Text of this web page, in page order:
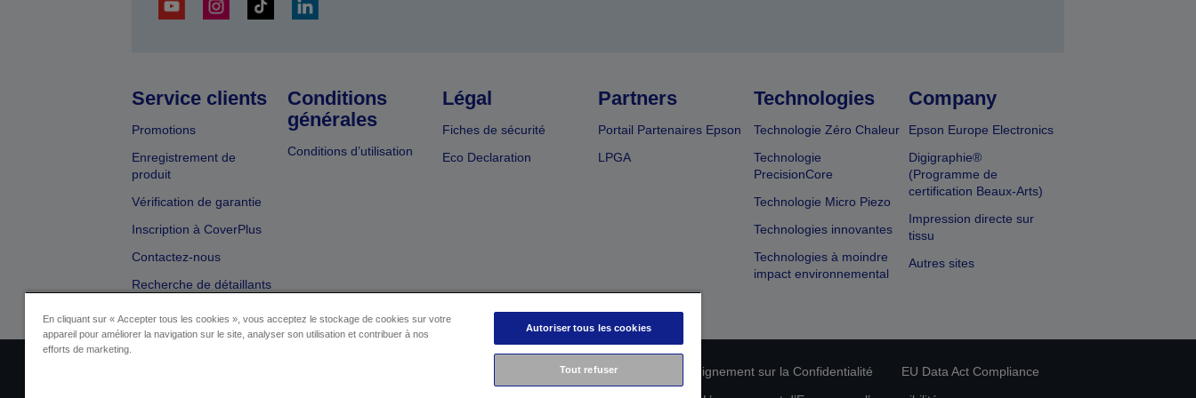
Service clients
Promotions
Enregistrement de
produit
Vérification de garantie
Inscription à CoverPlus
Contactez-nous
Recherche de détaillants
Conditions
générales
Conditions d’utilisation
Légal
Fiches de sécurité
Eco Declaration
Partners
Portail Partenaires Epson
LPGA
Technologies
Technologie Zéro Chaleur
Technologie
PrecisionCore
Technologie Micro Piezo
Technologies innovantes
Technologies à moindre
impact environnemental
Company
Epson Europe Electronics
Digigraphie®
(Programme de
certification Beaux-Arts)
Impression directe sur
tissu
Autres sites
Déclaration de Renseignement sur la Confidentialité
EU Data Act Compliance
En cliquant sur « Accepter tous les cookies », vous acceptez le stockage de cookies sur votre
appareil pour améliorer la navigation sur le site, analyser son utilisation et contribuer à nos
efforts de marketing.
Autoriser tous les cookies
Tout refuser